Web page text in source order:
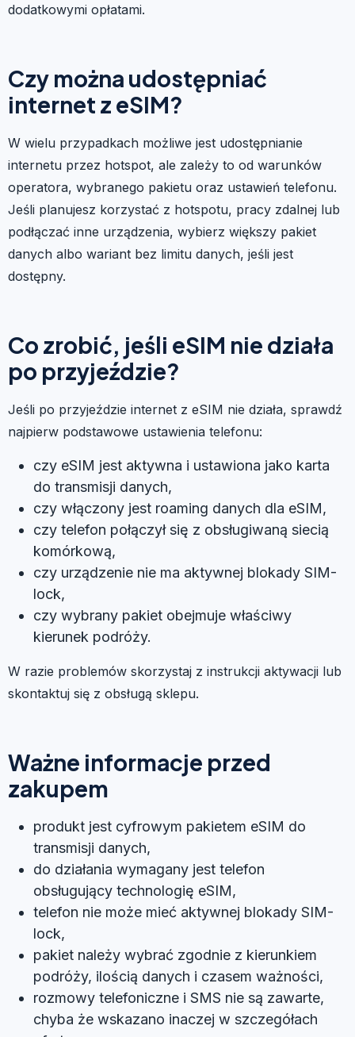
dodatkowymi opłatami.
Czy można udostępniać
internet z eSIM?
W wielu przypadkach możliwe jest udostępnianie
internetu przez hotspot, ale zależy to od warunków
operatora, wybranego pakietu oraz ustawień telefonu.
Jeśli planujesz korzystać z hotspotu, pracy zdalnej lub
podłączać inne urządzenia, wybierz większy pakiet
danych albo wariant bez limitu danych, jeśli jest
dostępny.
Co zrobić, jeśli eSIM nie działa
po przyjeździe?
Jeśli po przyjeździe internet z eSIM nie działa, sprawdź
najpierw podstawowe ustawienia telefonu:
czy eSIM jest aktywna i ustawiona jako karta
do transmisji danych,
czy włączony jest roaming danych dla eSIM,
czy telefon połączył się z obsługiwaną siecią
komórkową,
czy urządzenie nie ma aktywnej blokady SIM-
lock,
czy wybrany pakiet obejmuje właściwy
kierunek podróży.
W razie problemów skorzystaj z instrukcji aktywacji lub
skontaktuj się z obsługą sklepu.
Ważne informacje przed
zakupem
produkt jest cyfrowym pakietem eSIM do
transmisji danych,
do działania wymagany jest telefon
obsługujący technologię eSIM,
telefon nie może mieć aktywnej blokady SIM-
lock,
pakiet należy wybrać zgodnie z kierunkiem
podróży, ilością danych i czasem ważności,
rozmowy telefoniczne i SMS nie są zawarte,
chyba że wskazano inaczej w szczegółach